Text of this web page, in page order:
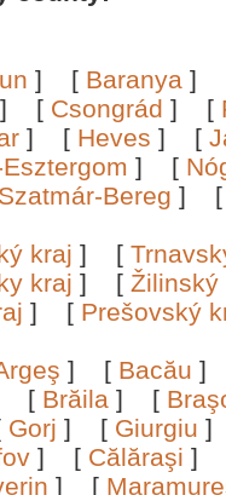
] [ Baranya ]
] [ Csongrád ] [
] [ Heves ] [
] [
Bereg ] [
kraj ] [
kraj ] [ Žilinský
] [ Prešovský
] [ Bacău ]
[ Brăila ] [
Gorj ] [ Giurgiu ]
] [ Călăraşi ]
] [